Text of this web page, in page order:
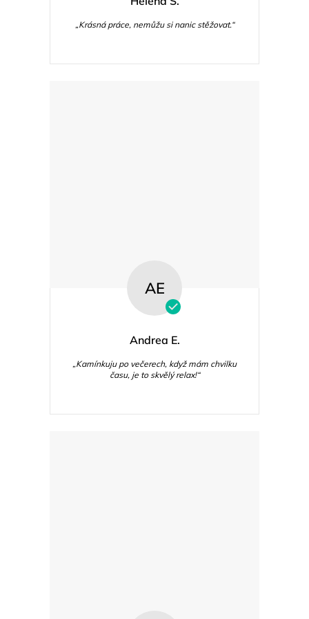
„Krásná práce, nemůžu si nanic stěžovat.“
AE
Andrea E.
„Kamínkuju po večerech, když mám chvilku
času, je to skvělý relax!“